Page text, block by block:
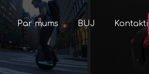
Par mums BUJ Kontakti